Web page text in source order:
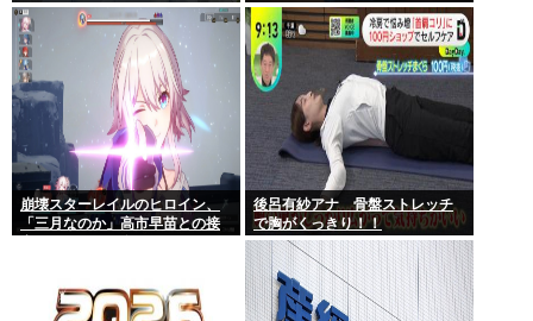
ょ
崩壊スターレイルのヒロイン、
「三月なのか」高市早苗との接
後呂有紗アナ 骨盤ストレッチ
で胸がくっきり！！